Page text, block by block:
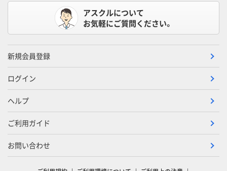
アスクルについて
お気軽にご質問ください。
新規会員登録
ログイン
ヘルプ
ご利用ガイド
お問い合わせ